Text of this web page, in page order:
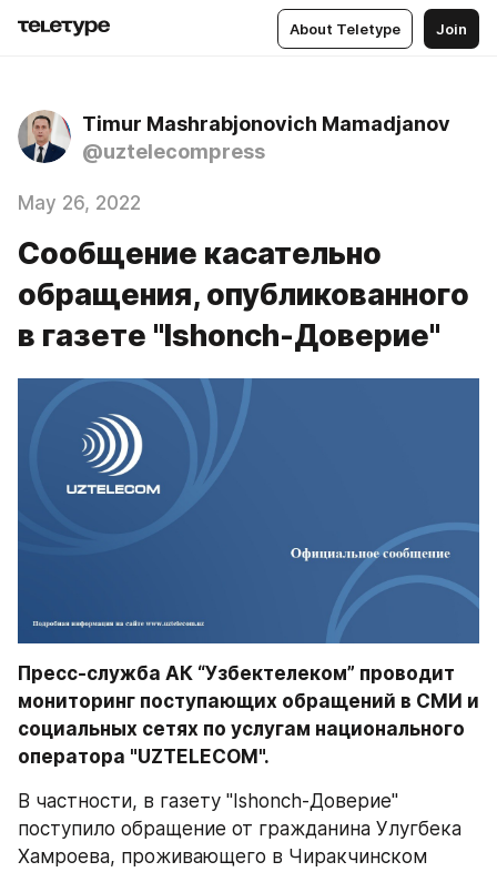
About Teletype Join
Timur Mashrabjonovich Mamadjanov
@uztelecompress
May 26, 2022
Сообщение касательно
обращения, опубликованного
в газете "Ishonch-Доверие"
Пресс-служба АК “Узбектелеком” проводит
мониторинг поступающих обращений в СМИ и
социальных сетях по услугам национального
оператора "UZTELECOM".
В частности, в газету "Ishonch-Доверие"
поступило обращение от гражданина Улугбека
Хамроева, проживающего в Чиракчинском